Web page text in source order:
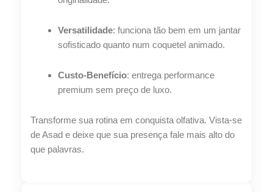
Versatilidade: funciona tão bem em um jantar
sofisticado quanto num coquetel animado.
Custo-Benefício: entrega performance
premium sem preço de luxo.
Transforme sua rotina em conquista olfativa. Vista-se
de Asad e deixe que sua presença fale mais alto do
que palavras.